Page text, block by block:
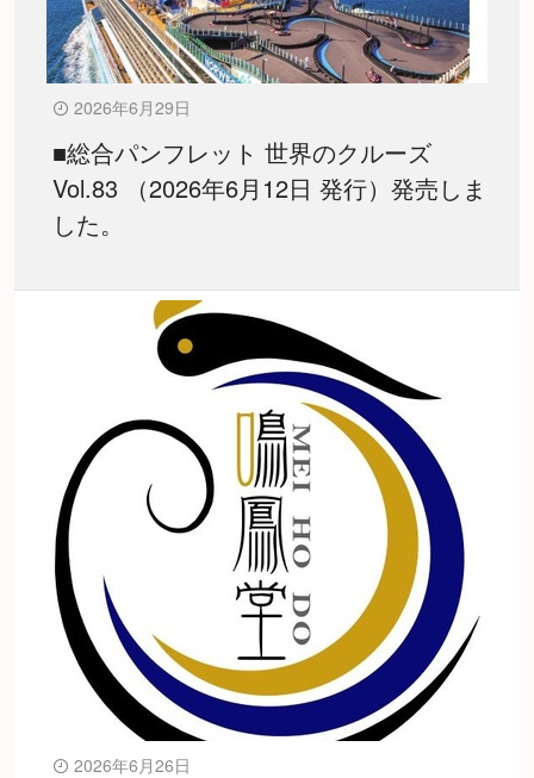
2026年6月29日
■総合パンフレット 世界のクルーズ
Vol.83 （2026年6月12日 発行）発売しま
した。
2026年6月26日